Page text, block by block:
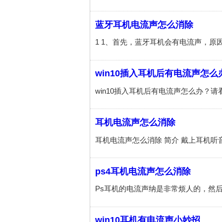
蓝牙耳机电流声怎么消除
win10插入耳机后有电流声怎么
耳机电流声怎么消除
ps4耳机电流声怎么消除